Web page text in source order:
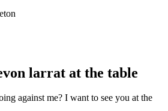
larrat at the table
against me? I want to see you at the